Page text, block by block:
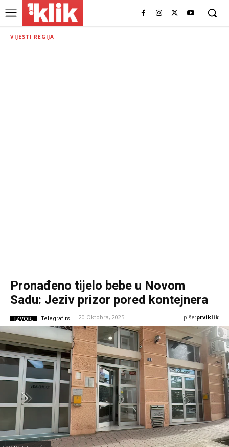
VIJESTI REGIJA
Pronađeno tijelo bebe u Novom
Sadu: Jeziv prizor pored kontejnera
IZVOR: Telegraf.rs 20 Oktobra, 2025 piše:prviklik